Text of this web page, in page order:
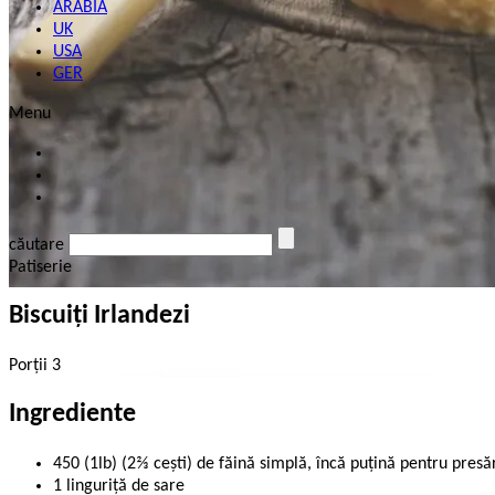
ARABIA
UK
USA
GER
Menu
căutare
Patiserie
Biscuiţi Irlandezi
Porții 3
Ingrediente
450 (1lb) (2⅔ ceşti) de făină simplă, încă puţină pentru
1 linguriţă de sare